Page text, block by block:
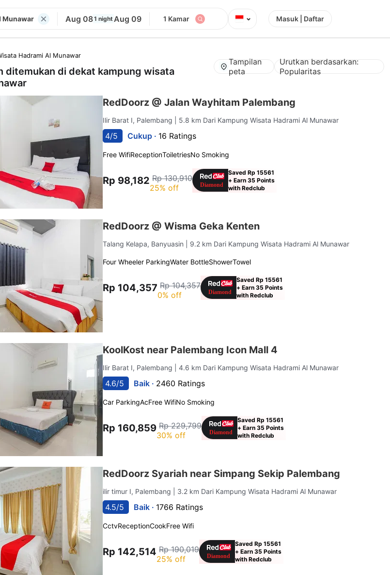
Munawar Aug 081 night Aug 09 1 Kamar ⌄ Masuk | Daftar
Hadrami Al Munawar
ditemukan di dekat kampung wisata
Tampilan
peta
Urutkan berdasarkan:
Popularitas
RedDoorz @ Jalan Wayhitam Palembang
Ilir Barat I, Palembang | 5.8 km Dari Kampung Wisata Hadrami Al Munawar
4/5 Cukup · 16 Ratings
Free WifiReceptionToiletriesNo Smoking
Rp 98,182 Rp 130,910
25% off
Saved Rp 15561
+ Earn 35 Points
with Redclub
RedDoorz @ Wisma Geka Kenten
Talang Kelapa, Banyuasin | 9.2 km Dari Kampung Wisata Hadrami Al Munawar
Four Wheeler ParkingWater BottleShowerTowel
Rp 104,357 Rp 104,357
0% off
Saved Rp 15561
+ Earn 35 Points
with Redclub
KoolKost near Palembang Icon Mall 4
Ilir Barat I, Palembang | 4.6 km Dari Kampung Wisata Hadrami Al Munawar
4.6/5 Baik · 2460 Ratings
Car ParkingAcFree WifiNo Smoking
Rp 160,859 Rp 229,799
30% off
Saved Rp 15561
+ Earn 35 Points
with Redclub
RedDoorz Syariah near Simpang Sekip Palembang
ilir timur I, Palembang | 3.2 km Dari Kampung Wisata Hadrami Al Munawar
4.5/5 Baik · 1766 Ratings
CctvReceptionCookFree Wifi
Rp 142,514 Rp 190,019
25% off
Saved Rp 15561
+ Earn 35 Points
with Redclub